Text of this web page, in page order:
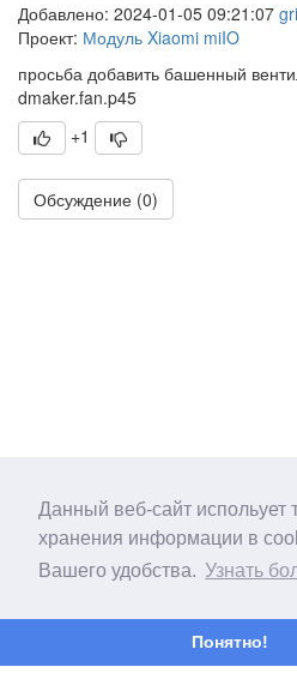
Данный веб-сайт испольует
хранения информации в
Вашего удобства. Узнать
Понятно!
Добавлено: 2024-01-05 09:21:07
Проект: Модуль Xiaomi miIO
просьба добавить башенный
dmaker.fan.p45
+1
Обсуждение (0)